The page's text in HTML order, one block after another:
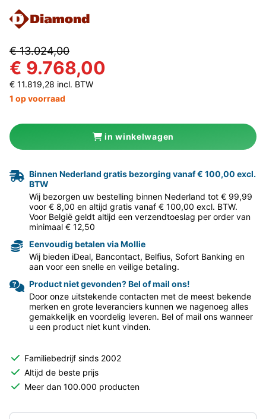
€ 13.024,00
€ 9.768,00
€ 11.819,28 incl. BTW
1 op voorraad
in winkelwagen
Binnen Nederland gratis bezorging vanaf € 100,00 excl.
BTW
Wij bezorgen uw bestelling binnen Nederland tot € 99,99
voor € 8,00 en altijd gratis vanaf € 100,00 excl. BTW.
Voor België geldt altijd een verzendtoeslag per order van
minimaal € 12,50
Eenvoudig betalen via Mollie
Wij bieden iDeal, Bancontact, Belfius, Sofort Banking en
aan voor een snelle en veilige betaling.
Product niet gevonden? Bel of mail ons!
Door onze uitstekende contacten met de meest bekende
merken en grote leveranciers kunnen we nagenoeg alles
gemakkelijk en voordelig leveren. Bel of mail ons wanneer
u een product niet kunt vinden.
Familiebedrijf sinds 2002
Altijd de beste prijs
Meer dan 100.000 producten